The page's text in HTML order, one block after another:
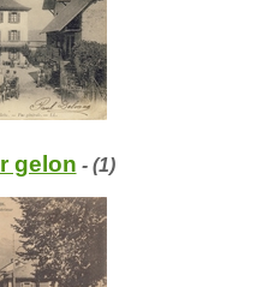
gelon - (1)